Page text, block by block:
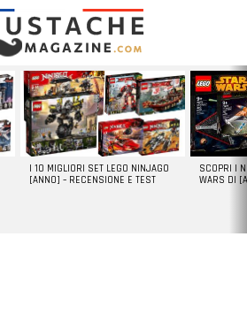
I 10 MIGLIORI SET LEGO NINJAGO
[ANNO] – RECENSIONE E TEST
SCOPRI I
WARS DI